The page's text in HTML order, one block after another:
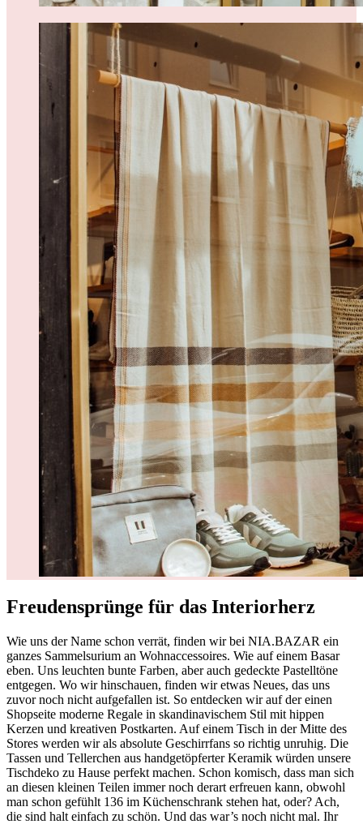
Freudensprünge für das Interiorherz
Wie uns der Name schon verrät, finden wir bei NIA.BAZAR ein
ganzes Sammelsurium an Wohnaccessoires. Wie auf einem Basar
eben. Uns leuchten bunte Farben, aber auch gedeckte Pastelltöne
entgegen. Wo wir hinschauen, finden wir etwas Neues, das uns
zuvor noch nicht aufgefallen ist. So entdecken wir auf der einen
Shopseite moderne Regale in skandinavischem Stil mit hippen
Kerzen und kreativen Postkarten. Auf einem Tisch in der Mitte des
Stores werden wir als absolute Geschirrfans so richtig unruhig. Die
Tassen und Tellerchen aus handgetöpferter Keramik würden unsere
Tischdeko zu Hause perfekt machen. Schon komisch, dass man sich
an diesen kleinen Teilen immer noch derart erfreuen kann, obwohl
man schon gefühlt 136 im Küchenschrank stehen hat, oder? Ach,
die sind halt einfach zu schön. Und das war’s noch nicht mal. Ihr